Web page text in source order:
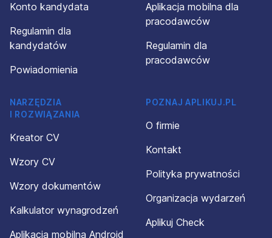
Konto kandydata
Regulamin dla
kandydatów
Powiadomienia
Aplikacja mobilna dla
pracodawców
Regulamin dla
pracodawców
NARZĘDZIA
I ROZWIĄZANIA
Kreator CV
Wzory CV
Wzory dokumentów
Kalkulator wynagrodzeń
Aplikacja mobilna Android
POZNAJ APLIKUJ.PL
O firmie
Kontakt
Polityka prywatności
Organizacja wydarzeń
Aplikuj Check